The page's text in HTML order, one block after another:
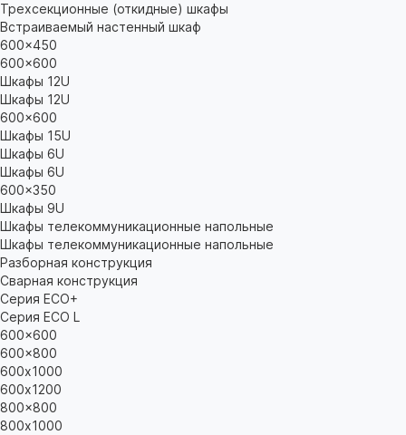
Трехсекционные (откидные) шкафы
Встраиваемый настенный шкаф
600x450
600x600
Шкафы 12U
Шкафы 12U
600x600
Шкафы 15U
Шкафы 6U
Шкафы 6U
600x350
Шкафы 9U
Шкафы телекоммуникационные напольные
Шкафы телекоммуникационные напольные
Разборная конструкция
Сварная конструкция
Серия ECO+
Серия ECO L
600x600
600x800
600х1000
600х1200
800x800
800х1000